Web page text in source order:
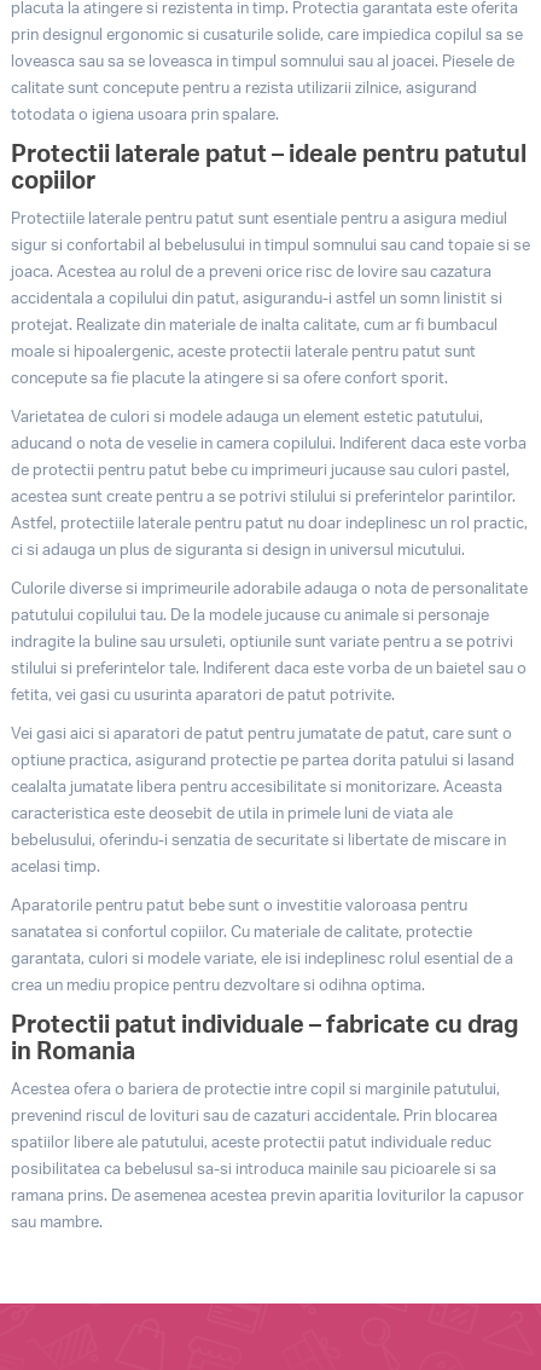
placuta la atingere si rezistenta in timp. Protectia garantata este oferita
prin designul ergonomic si cusaturile solide, care impiedica copilul sa se
loveasca sau sa se loveasca in timpul somnului sau al joacei. Piesele de
calitate sunt concepute pentru a rezista utilizarii zilnice, asigurand
totodata o igiena usoara prin spalare.
Protectii laterale patut – ideale pentru patutul
copiilor
Protectiile laterale pentru patut sunt esentiale pentru a asigura mediul
sigur si confortabil al bebelusului in timpul somnului sau cand topaie si se
joaca. Acestea au rolul de a preveni orice risc de lovire sau cazatura
accidentala a copilului din patut, asigurandu-i astfel un somn linistit si
protejat. Realizate din materiale de inalta calitate, cum ar fi bumbacul
moale si hipoalergenic, aceste protectii laterale pentru patut sunt
concepute sa fie placute la atingere si sa ofere confort sporit.
Varietatea de culori si modele adauga un element estetic patutului,
aducand o nota de veselie in camera copilului. Indiferent daca este vorba
de protectii pentru patut bebe cu imprimeuri jucause sau culori pastel,
acestea sunt create pentru a se potrivi stilului si preferintelor parintilor.
Astfel, protectiile laterale pentru patut nu doar indeplinesc un rol practic,
ci si adauga un plus de siguranta si design in universul micutului.
Culorile diverse si imprimeurile adorabile adauga o nota de personalitate
patutului copilului tau. De la modele jucause cu animale si personaje
indragite la buline sau ursuleti, optiunile sunt variate pentru a se potrivi
stilului si preferintelor tale. Indiferent daca este vorba de un baietel sau o
fetita, vei gasi cu usurinta aparatori de patut potrivite.
Vei gasi aici si aparatori de patut pentru jumatate de patut, care sunt o
optiune practica, asigurand protectie pe partea dorita patului si lasand
cealalta jumatate libera pentru accesibilitate si monitorizare. Aceasta
caracteristica este deosebit de utila in primele luni de viata ale
bebelusului, oferindu-i senzatia de securitate si libertate de miscare in
acelasi timp.
Aparatorile pentru patut bebe sunt o investitie valoroasa pentru
sanatatea si confortul copiilor. Cu materiale de calitate, protectie
garantata, culori si modele variate, ele isi indeplinesc rolul esential de a
crea un mediu propice pentru dezvoltare si odihna optima.
Protectii patut individuale – fabricate cu drag
in Romania
Acestea ofera o bariera de protectie intre copil si marginile patutului,
prevenind riscul de lovituri sau de cazaturi accidentale. Prin blocarea
spatiilor libere ale patutului, aceste protectii patut individuale reduc
posibilitatea ca bebelusul sa-si introduca mainile sau picioarele si sa
ramana prins. De asemenea acestea previn aparitia loviturilor la capusor
sau mambre.